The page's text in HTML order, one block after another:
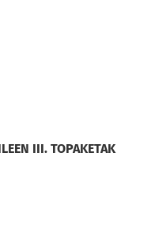
III. TOPAKETAK